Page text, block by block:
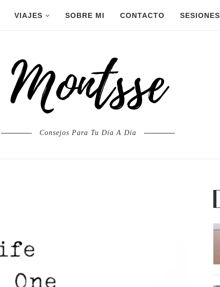
VIAJES SOBRE MI CONTACTO SESIONES
Consejos Para Tu Día A Día